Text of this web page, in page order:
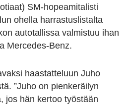
SM-hopeamitalisti
ohella harrastuslistalta
autotallissa valmistuu ihan
Mercedes-Benz.
haastatteluun Juho
”Juho on pienkeräilyn
jos hän kertoo työstään